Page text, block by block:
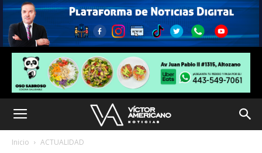
Inicio ACTUALIDAD